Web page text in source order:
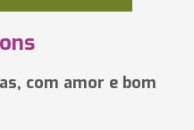
com amor e bom